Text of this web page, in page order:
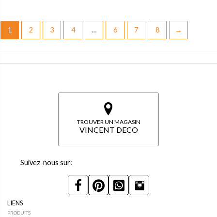
1 2 3 4 … 6 7 8 →
TROUVER UN MAGASIN
VINCENT DECO
Suivez-nous sur:
LIENS
PRODUITS